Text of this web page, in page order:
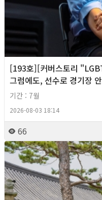
[193호][커버스토리
그럼에도, 선수로 경기장
기간 : 7월
2026-08-03 18:14
66